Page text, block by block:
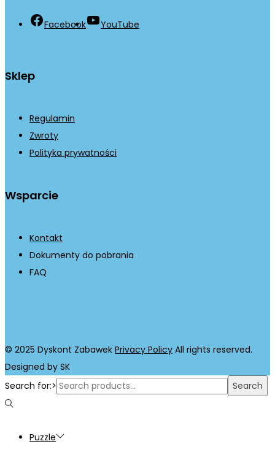
Facebook YouTube
Sklep
Regulamin
Zwroty
Polityka prywatności
Wsparcie
Kontakt
Dokumenty do pobrania
FAQ
© 2025 Dyskont Zabawek Privacy Policy All rights reserved.
Designed by SK
Search for:>
Search
Puzzle